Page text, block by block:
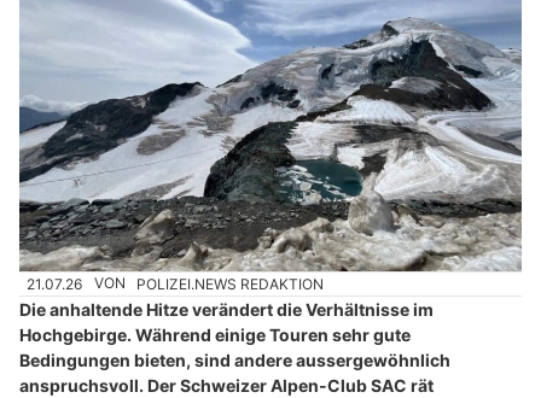
21.07.26 VON POLIZEI.NEWS REDAKTION
Die anhaltende Hitze verändert die Verhältnisse im
Hochgebirge. Während einige Touren sehr gute
Bedingungen bieten, sind andere aussergewöhnlich
anspruchsvoll. Der Schweizer Alpen-Club SAC rät